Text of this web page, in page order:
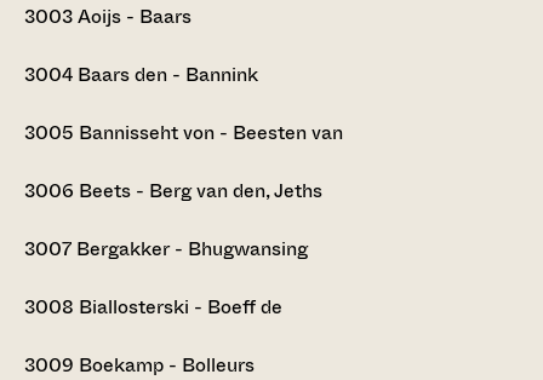
3003Aoijs - Baars
3004 Baars den - Bannink
3005 Bannisseht von - Beesten van
3006 Beets - Berg van den, Jeths
3007 Bergakker - Bhugwansing
3008 Biallosterski - Boeff de
3009 Boekamp - Bolleurs